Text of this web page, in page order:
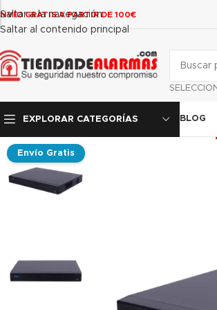
contenido
Saltar a la navegación
Saltar al contenido principal
GRATIS A PARTIR DE 100€
EXPLORAR CATEGORÍAS BLOG
Envío Gratis